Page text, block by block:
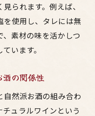
られます。例えば、
を使用し、タレには無
素材の味を活かしつ
います。
酒の関係性
自然派お酒の組み合わ
ュラルワインという